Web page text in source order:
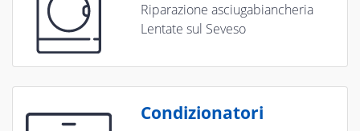
Riparazione asciugabiancheria
Lentate sul Seveso
Condizionatori